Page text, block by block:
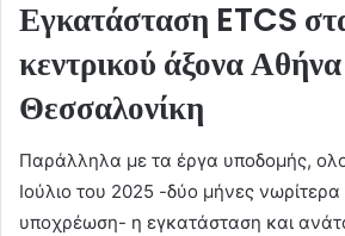
Εγκατάσταση ETCS
κεντρικού άξονα
Θεσσαλονίκη
Παράλληλα με τα έργα υποδομής,
Ιούλιο του 2025 -δύο μήνες
υποχρέωση- η εγκατάσταση και